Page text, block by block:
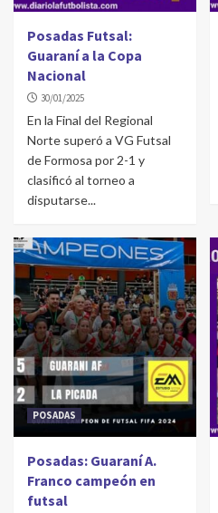
Posadas Futsal:
Guaraní a la Copa
Nacional
30/01/2025
En la Final del Regional
Norte superó a VG Futsal
de Formosa por 2-1 y
clasificó al torneo a
disputarse...
POSADAS
Posadas: Guaraní A.
Franco campeón en
futsal